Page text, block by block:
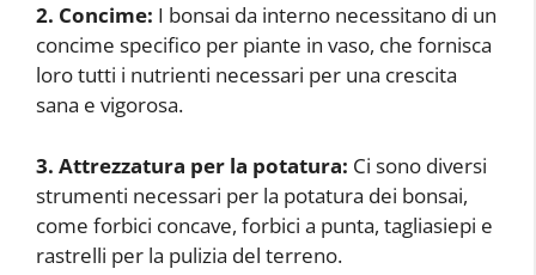
2. Concime: I bonsai da interno necessitano di un
concime specifico per piante in vaso, che fornisca
loro tutti i nutrienti necessari per una crescita
sana e vigorosa.
3. Attrezzatura per la potatura: Ci sono diversi
strumenti necessari per la potatura dei bonsai,
come forbici concave, forbici a punta, tagliasiepi e
rastrelli per la pulizia del terreno.